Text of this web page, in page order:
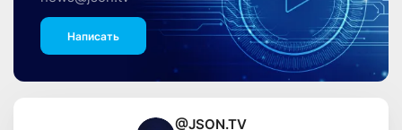
Написать
@JSON.TV